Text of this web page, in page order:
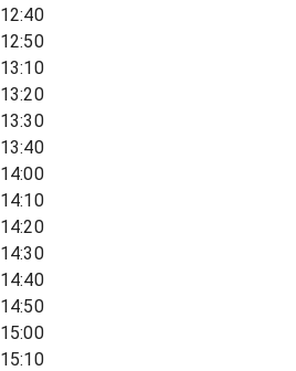
12:40
12:50
13:10
13:20
13:30
13:40
14:00
14:10
14:20
14:30
14:40
14:50
15:00
15:10